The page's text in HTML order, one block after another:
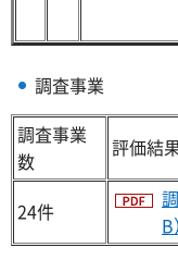
調査事業
調査事業
数
評価結
24件
B）